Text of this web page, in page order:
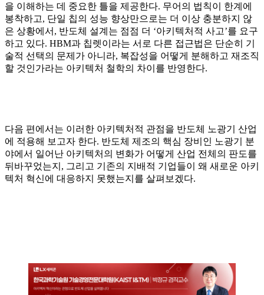
을 이해하는 데 중요한 틀을 제공한다. 무어의 법칙이 한계에
봉착하고, 단일 칩의 성능 향상만으로는 더 이상 충분하지 않
은 상황에서, 반도체 설계는 점점 더 ‘아키텍처적 사고’를 요구
하고 있다. HBM과 칩렛이라는 서로 다른 접근법은 단순히 기
술적 선택의 문제가 아니라, 복잡성을 어떻게 분해하고 재조직
할 것인가라는 아키텍처 철학의 차이를 반영한다.
다음 편에서는 이러한 아키텍처적 관점을 반도체 노광기 산업
에 적용해 보고자 한다. 반도체 제조의 핵심 장비인 노광기 분
야에서 일어난 아키텍처의 변화가 어떻게 산업 전체의 판도를
뒤바꾸었는지, 그리고 기존의 지배적 기업들이 왜 새로운 아키
텍처 혁신에 대응하지 못했는지를 살펴보겠다.